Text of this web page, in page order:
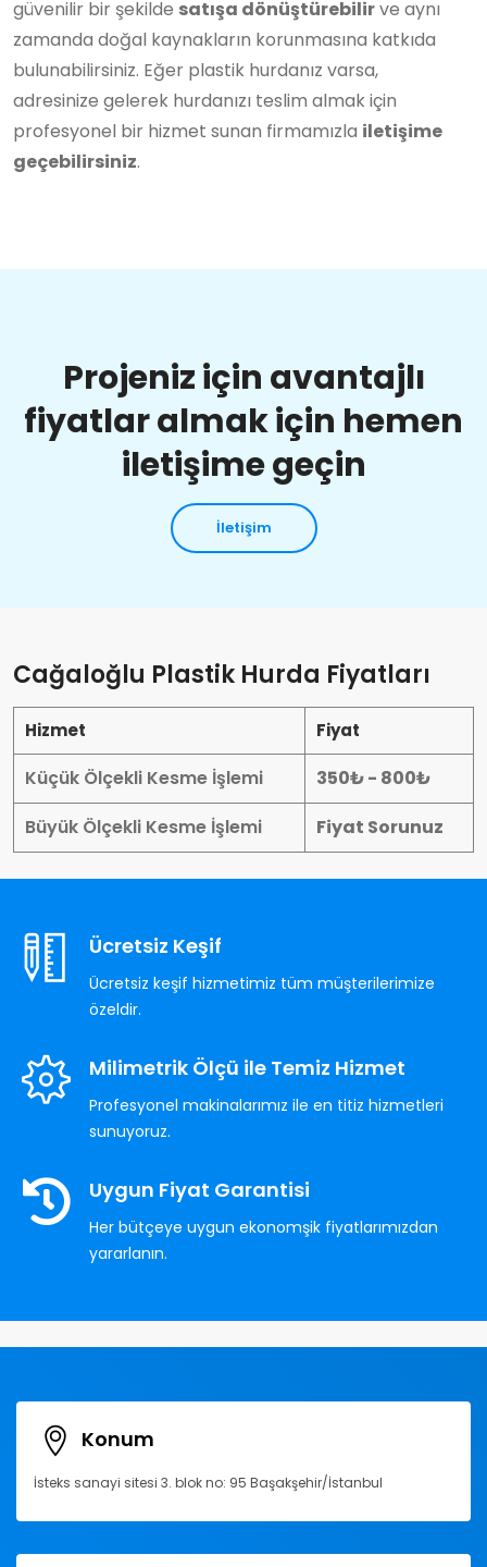
güvenilir bir şekilde satışa dönüştürebilirve aynı
zamanda doğal kaynakların korunmasına katkıda
bulunabilirsiniz. Eğer plastik hurdanız varsa,
adresinize gelerek hurdanızı teslim almak için
profesyonel bir hizmet sunan firmamızla iletişime
geçebilirsiniz.
Projeniz için avantajlı
fiyatlar almak için hemen
iletişime geçin
İletişim
Cağaloğlu Plastik Hurda Fiyatları
Hizmet Fiyat
Küçük Ölçekli Kesme İşlemi
350₺ - 800₺
Büyük Ölçekli Kesme İşlemi
Fiyat Sorunuz
Ücretsiz Keşif
Ücretsiz keşif hizmetimiz tüm müşterilerimize
özeldir.
Milimetrik Ölçü ile Temiz Hizmet
Profesyonel makinalarımız ile en titiz hizmetleri
sunuyoruz.
Uygun Fiyat Garantisi
Her bütçeye uygun ekonomşik fiyatlarımızdan
yararlanın.
Konum
İsteks sanayi sitesi 3. blok no: 95 Başakşehir/İstanbul